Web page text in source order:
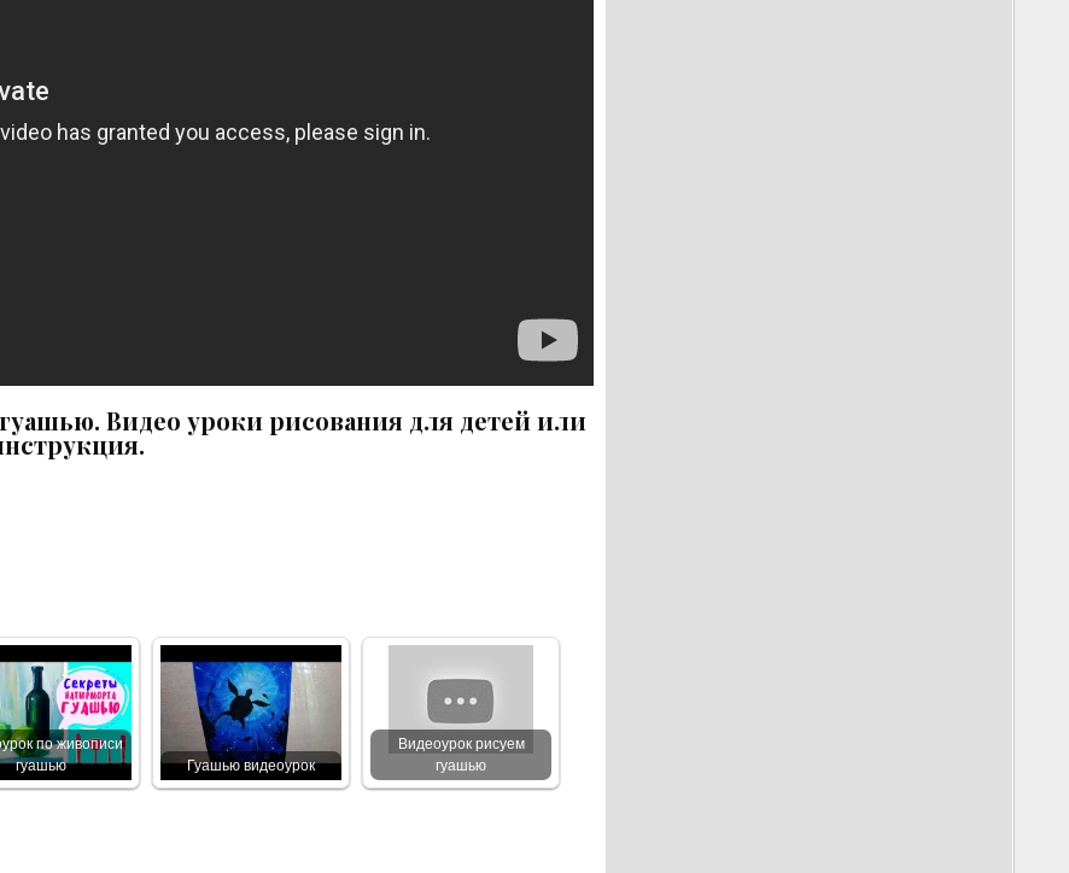
Видео уроки рисования для детей или
по живописи
гуашью
Гуашью видеоурок
Видеоурок рисуем
гуашью